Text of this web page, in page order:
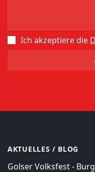
Ich akzeptiere die
AKTUELLES / BLOG
Golser Volksfest -